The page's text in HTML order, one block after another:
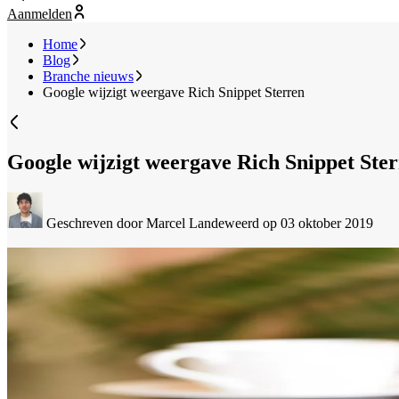
Aanmelden
Home
Blog
Branche nieuws
Google wijzigt weergave Rich Snippet Sterren
Google wijzigt weergave Rich Snippet
Geschreven door Marcel Landeweerd op 03 oktober 2019